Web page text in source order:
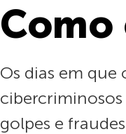
Os dias em que
golpes e